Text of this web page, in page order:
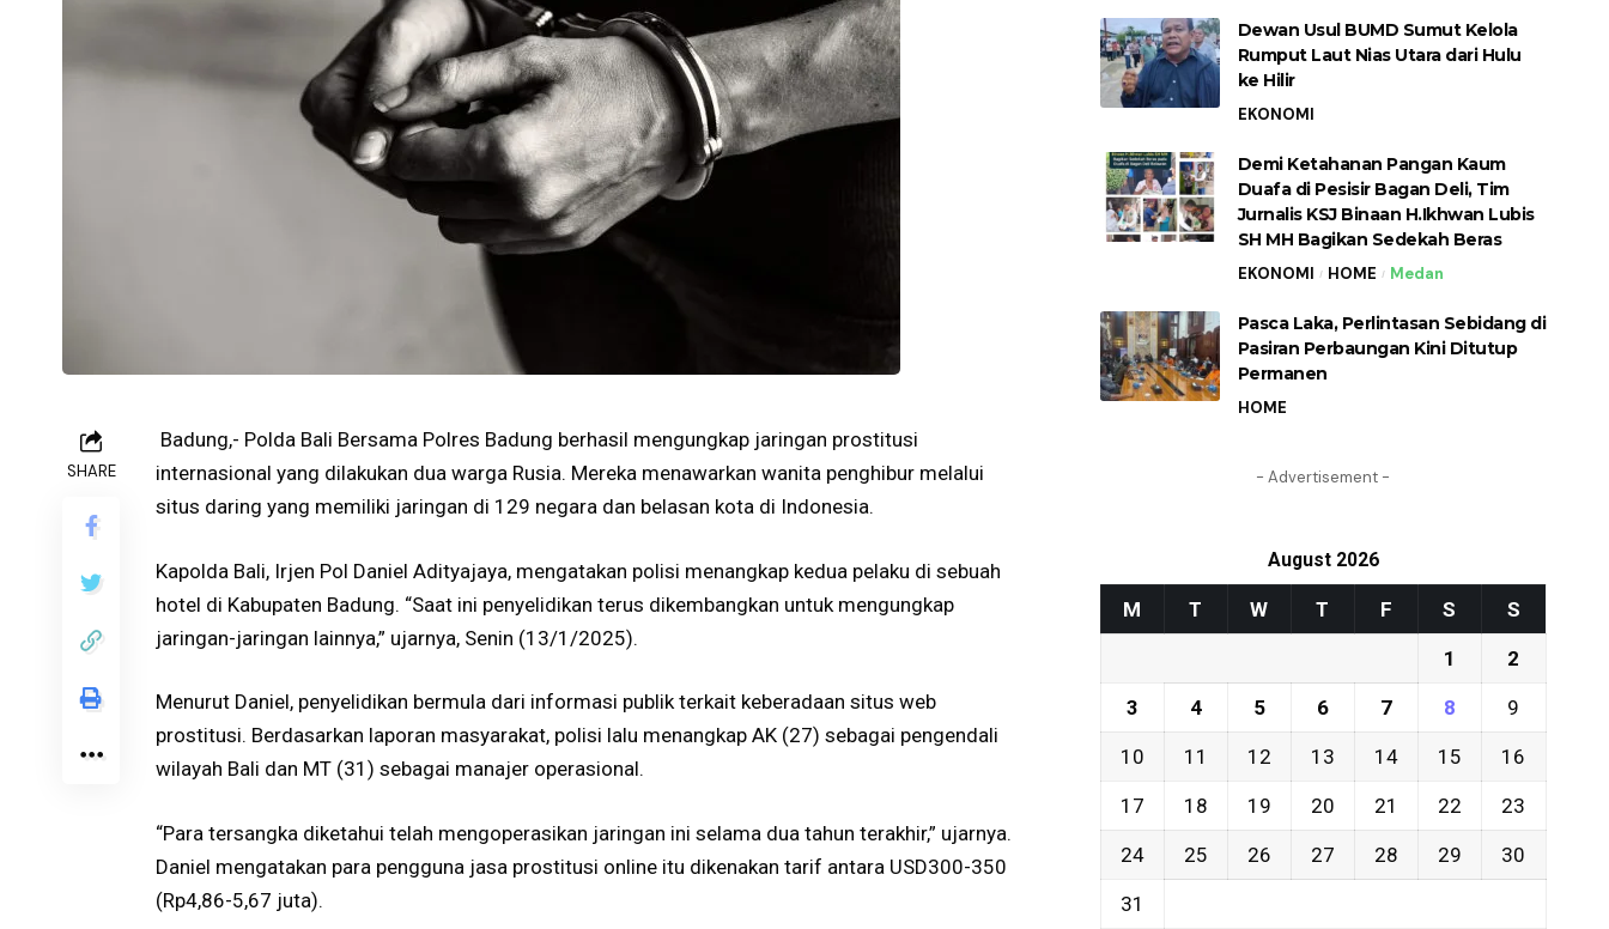
SHARE
Badung,- Polda Bali Bersama Polres Badung berhasil mengungkap jaringan prostitusi
internasional yang dilakukan dua warga Rusia. Mereka menawarkan wanita penghibur melalui
situs daring yang memiliki jaringan di 129 negara dan belasan kota di Indonesia.
Kapolda Bali, Irjen Pol Daniel Adityajaya, mengatakan polisi menangkap kedua pelaku di sebuah
hotel di Kabupaten Badung. “Saat ini penyelidikan terus dikembangkan untuk mengungkap
jaringan-jaringan lainnya,” ujarnya, Senin (13/1/2025).
Menurut Daniel, penyelidikan bermula dari informasi publik terkait keberadaan situs web
prostitusi. Berdasarkan laporan masyarakat, polisi lalu menangkap AK (27) sebagai pengendali
wilayah Bali dan MT (31) sebagai manajer operasional.
“Para tersangka diketahui telah mengoperasikan jaringan ini selama dua tahun terakhir,” ujarnya.
Daniel mengatakan para pengguna jasa prostitusi online itu dikenakan tarif antara USD300-350
(Rp4,86-5,67 juta).
Dewan Usul BUMD Sumut Kelola
Rumput Laut Nias Utara dari Hulu
ke Hilir
EKONOMI
Demi Ketahanan Pangan Kaum
Duafa di Pesisir Bagan Deli, Tim
Jurnalis KSJ Binaan H.Ikhwan Lubis
SH MH Bagikan Sedekah Beras
EKONOMI HOME Medan
Pasca Laka, Perlintasan Sebidang di
Pasiran Perbaungan Kini Ditutup
Permanen
HOME
- Advertisement -
August 2026
M T W T F S S
1 2
3 4 5 6 7 8 9
10 11 12 13 14 15 16
17 18 19 20 21 22 23
24 25 26 27 28 29 30
31